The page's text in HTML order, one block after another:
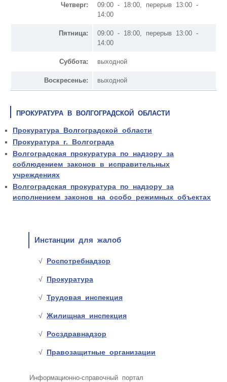
Четверг:
09:00 - 18:00, перерыв 13:00 -
14:00
Пятница:
09:00 - 18:00, перерыв 13:00 -
14:00
Суббота: выходной
Воскресенье: выходной
ПРОКУРАТУРА В ВОЛГОГРАДСКОЙ ОБЛАСТИ
Прокуратура Волгоградской области
Прокуратура г. Волгограда
Волгоградская прокуратура по надзору за
соблюдением законов в исправительных
учреждениях
Волгоградская прокуратура по надзору за
исполнением законов на особо режимных объектах
Инстанции для жалоб
Роспотребнадзор
Прокуратура
Трудовая инспекция
Жилищная инспекция
Росздравнадзор
Правозащитные организации
Информационно-справочный портал